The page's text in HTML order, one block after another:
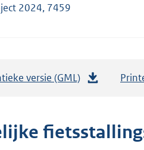
2024, 7459
versie (GML)
t
a